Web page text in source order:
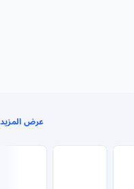
عرض المزيد